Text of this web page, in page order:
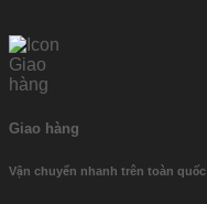
Giao hàng
Vận chuyển nhanh trên toàn quốc